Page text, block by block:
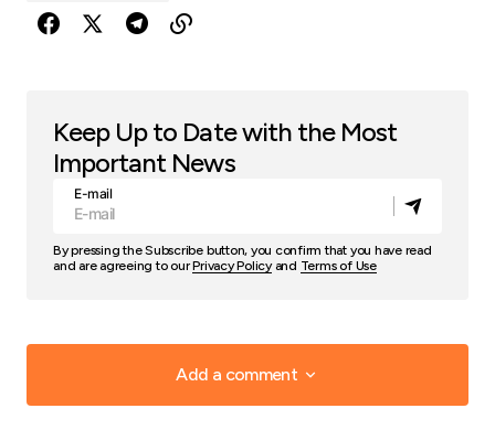
Keep Up to Date with the Most
Important News
E-mail
By pressing the Subscribe button, you confirm that you have read
and are agreeing to ourPrivacy Policyand Terms of Use
Add a comment
Add a comment